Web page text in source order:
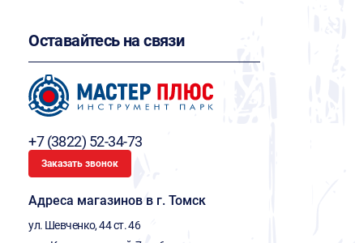
Оставайтесь на связи
+7 (3822) 52-34-73
Заказать звонок
Адреса магазинов в г. Томск
ул. Шевченко, 44 ст. 46